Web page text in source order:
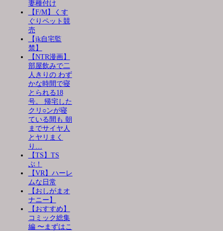
妻種付け
【F/M】くす
ぐりペット競
売
【jk自宅監
禁】
【NTR漫画】
部屋飲みで二
人きりの わず
かな時間で寝
とられる18
号。 帰宅した
クリ○ンが寝
ている間も 朝
までサイヤ人
とヤリまく
り…
【TS】TS
ぶ！
【VR】ハーレ
ムな日常
【おしがまオ
ナニー】
【おすすめ】
コミック総集
編 〜まずはこ